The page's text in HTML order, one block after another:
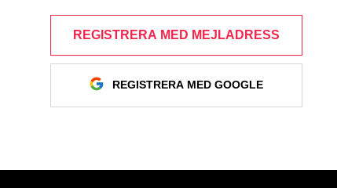
REGISTRERA MED MEJLADRESS
REGISTRERA MED GOOGLE